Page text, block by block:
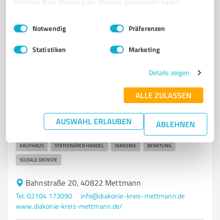
Impressum Datenschutzbestimmungen
Einwilligungsauswahl
Notwendig Präferenzen
Statistiken Marketing
Details zeigen
ALLE ZULASSEN
AUSWAHL ERLAUBEN ABLEHNEN
54Bewertungen (1 Quelle)
Kaufhaus der Mettmanner, Diakonie im
Kirchenkreis Düsseldorf-Mettmann GmbH
Kaufhaus der Mettmanner – Diakonie im Kirchenkreis
Düsseldorf-Mettmann GmbH
KAUFHAUS STATIONÄRER HANDEL DIAKONIE BERATUNG
SOZIALE DIENSTE
Bahnstraße 20, 40822 Mettmann
Tel. 02104 173090
info@diakonie-kreis-mettmann.de
www.diakonie-kreis-mettmann.de/